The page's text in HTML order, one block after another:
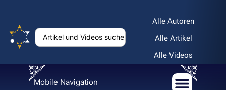
Alle Autoren
Alle Artikel
Alle Videos
Mobile Navigation